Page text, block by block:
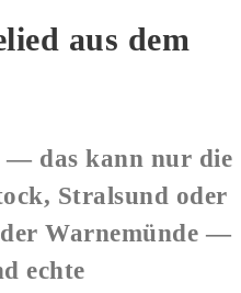
aus dem
— das kann nur die
Stralsund oder
Warnemünde —
echte